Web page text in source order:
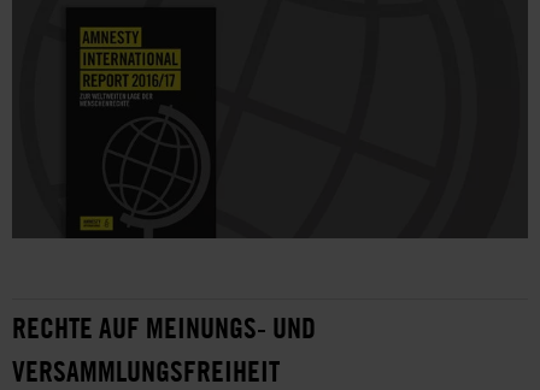
RECHTE AUF MEINUNGS- UND
VERSAMMLUNGSFREIHEIT